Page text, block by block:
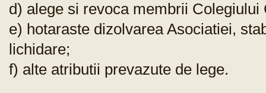
d) alege si revoca membrii Colegiului
e) hotaraste dizolvarea Asociatiei,
lichidare;
f) alte atributii prevazute de lege.